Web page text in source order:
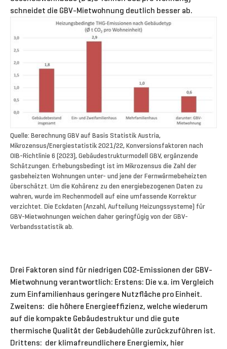
Quelle: Berechnung GBV auf Basis Statistik Austria,
Mikrozensus/Energiestatistik 2021/22, Konversionsfaktoren nach
OIB-Richtlinie 6 (2023), Gebäudestrukturmodell GBV, ergänzende
Schätzungen. Erhebungsbedingt ist im Mikrozensus die Zahl der
gasbeheizten Wohnungen unter- und jene der Fernwärmebeheizten
überschätzt. Um die Kohärenz zu den energiebezogenen Daten zu
wahren, wurde im Rechenmodell auf eine umfassende Korrektur
verzichtet. Die Eckdaten (Anzahl, Aufteilung Heizungssysteme) für
GBV-Mietwohnungen weichen daher geringfügig von der GBV-
Verbandsstatistik ab.
schneidet die GBV-Mietwohnung deutlich besser ab.
Drei Faktoren sind für niedrigen CO2-Emissionen der GBV-
Mietwohnung verantwortlich: Erstens: Die v.a. im Vergleich
zum Einfamilienhaus geringere Nutzfläche pro Einheit.
Zweitens: die höhere Energieeffizienz, welche wiederum
auf die kompakte Gebäudestruktur und die gute
thermische Qualität der Gebäudehülle zurückzuführen ist.
Drittens: der klimafreundlichere Energiemix, hier